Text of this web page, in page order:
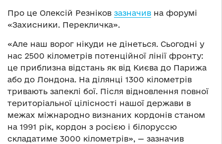
Про це Олексій Резніков зазначив на форумі
«Захисники. Перекличка».
«Але наш ворог нікуди не дінеться. Сьогодні у
нас 2500 кілометрів потенційної лінії фронту:
це приблизна відстань як від Києва до Парижа
або до Лондона. На ділянці 1300 кілометрів
тривають запеклі бої. Після відновлення повної
територіальної цілісності нашої держави в
межах міжнародно визнаних кордонів станом
на 1991 рік, кордон з росією і білоруссю
складатиме 3000 кілометрів», — зазначив